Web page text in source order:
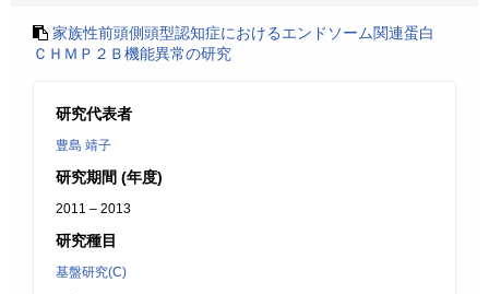
家族性前頭側頭型認知症におけるエンドソーム関連蛋白
ＣＨＭＰ２Ｂ機能異常の研究
研究代表者
豊島 靖子
研究期間 (年度)
2011 – 2013
研究種目
基盤研究(C)